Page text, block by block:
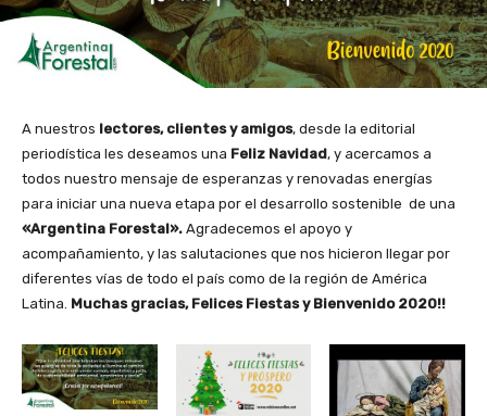
A nuestros lectores, clientes y amigos, desde la editorial
periodística les deseamos una Feliz Navidad, y acercamos a
todos nuestro mensaje de esperanzas y renovadas energías
para iniciar una nueva etapa por el desarrollo sostenible de una
«Argentina Forestal». Agradecemos el apoyo y
acompañamiento, y las salutaciones que nos hicieron llegar por
diferentes vías de todo el país como de la región de América
Latina. Muchas gracias, Felices Fiestas y Bienvenido 2020!!